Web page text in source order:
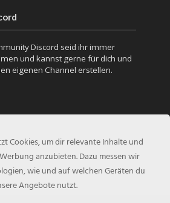
Discord seid ihr immer
und kannst gerne für dich und
eigenen Channel erstellen.
Cookies, um dir relevante Inhalte und
anzubieten. Dazu messen wir
wie und auf welchen Geräten du
Angebote nutzt.